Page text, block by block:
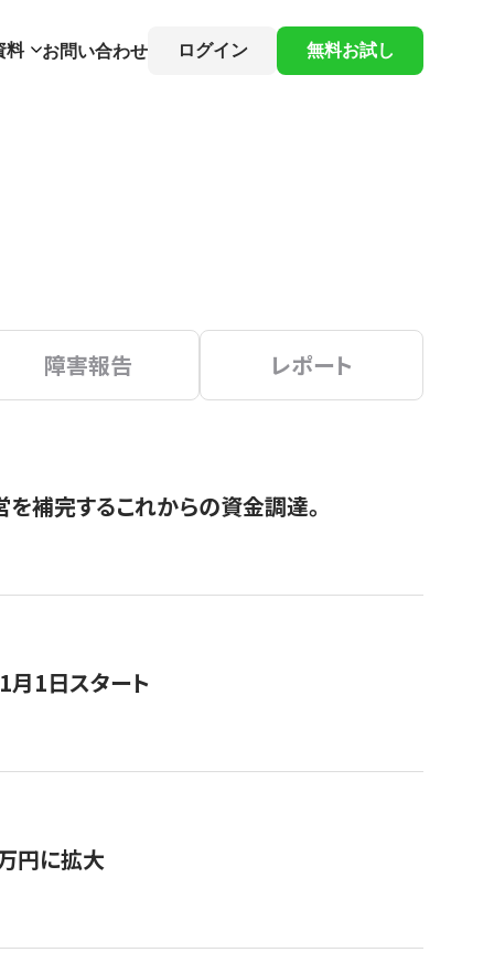
料 お問い合わせ ログイン 無料お試し
障害報告 レポート
補完するこれからの資金調達。
月1日スタート
円に拡大